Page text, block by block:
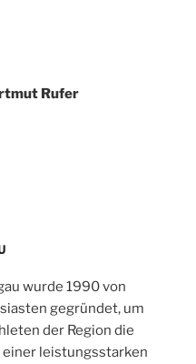
Rufer
wurde 1990 von
gegründet, um
der Region die
einer leistungsstarken